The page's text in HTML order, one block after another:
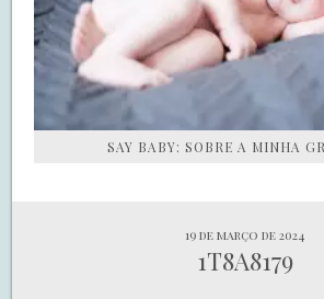
SAY BABY: SOBRE A MINHA
19 de março de 2024
1T8A8179